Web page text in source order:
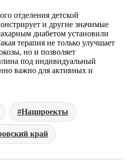
отделения детской
и другие значимые
диабетом установили
терапия не только улучшает
но и позволяет
под индивидуальный
важно для активных и
Нацпроекты
край